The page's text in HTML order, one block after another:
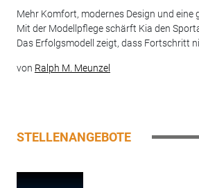
Mehr Komfort, modernes Design und eine
Mit der Modellpflege schärft Kia den
Das Erfolgsmodell zeigt, dass Fortschritt
von Ralph M. Meunzel
STELLENANGEBOTE